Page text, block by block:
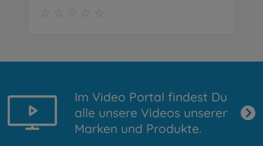
Im Video Portal findest Du
alle unsere Videos unserer
Marken und Produkte.